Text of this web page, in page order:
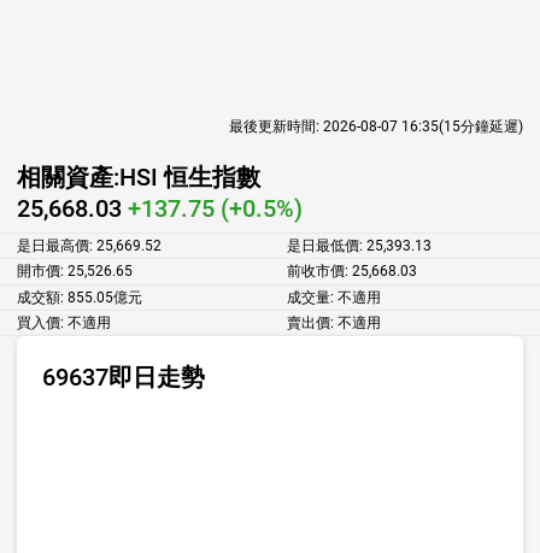
最後更新時間: 2026-08-07 16:35(15分鐘延遲)
相關資產:HSI 恒生指數
25,668.03 +137.75 (+0.5%)
是日最高價: 25,669.52 是日最低價: 25,393.13
開市價: 25,526.65 前收市價: 25,668.03
成交額: 855.05億元 成交量: 不適用
買入價: 不適用 賣出價: 不適用
69637即日走勢